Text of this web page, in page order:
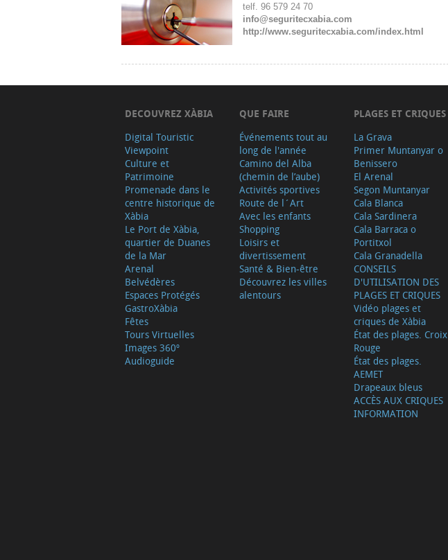
telf. 96 579 24 70
info@seguritecxabia.com
http://www.seguritecxabia.com/index.html
DECOUVREZ XÀBIA
Digital Touristic
Viewpoint
Culture et
Patrimoine
Promenade dans le
centre historique de
Xàbia
Le Port de Xàbia,
quartier de Duanes
de la Mar
Arenal
Belvédères
Espaces Protégés
GastroXàbia
Fêtes
Tours Virtuelles
Images 360º
Audioguide
QUE FAIRE
Événements tout au
long de l'année
Camino del Alba
(chemin de l’aube)
Activités sportives
Route de l´Art
Avec les enfants
Shopping
Loisirs et
divertissement
Santé & Bien-être
Découvrez les villes
alentours
PLAGES ET CRIQUES
La Grava
Primer Muntanyar o
Benissero
El Arenal
Segon Muntanyar
Cala Blanca
Cala Sardinera
Cala Barraca o
Portitxol
Cala Granadella
CONSEILS
D'UTILISATION DES
PLAGES ET CRIQUES
Vidéo plages et
criques de Xàbia
État des plages. Croix
Rouge
État des plages.
AEMET
Drapeaux bleus
ACCÈS AUX CRIQUES
INFORMATION